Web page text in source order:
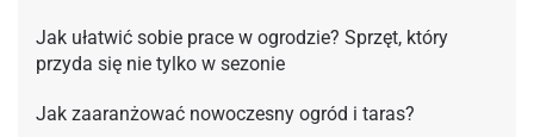
Jak ułatwić sobie prace w ogrodzie? Sprzęt, który
przyda się nie tylko w sezonie
Jak zaaranżować nowoczesny ogród i taras?